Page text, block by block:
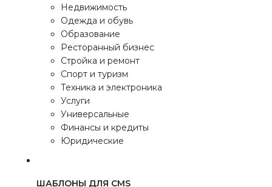
Недвижимость
Одежда и обувь
Образование
Ресторанный бизнес
Стройка и ремонт
Спорт и туризм
Техника и электроника
Услуги
Универсальные
Финансы и кредиты
Юридические
ШАБЛОНЫ ДЛЯ CMS